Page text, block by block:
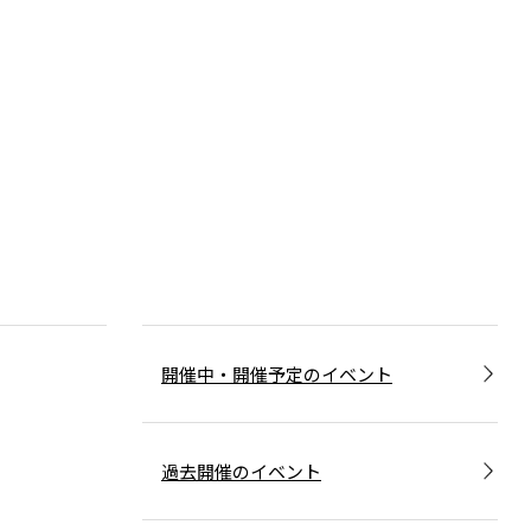
開催中・開催予定のイベント
過去開催のイベント